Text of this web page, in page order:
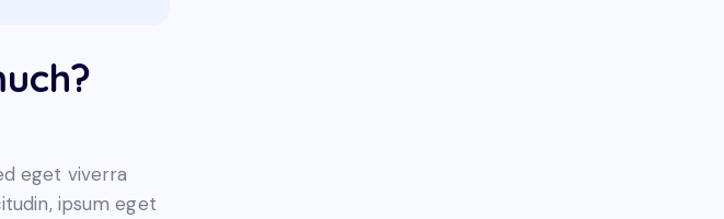
eget viverra
ipsum eget